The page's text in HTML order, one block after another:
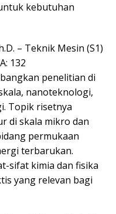
kebutuhan
– Teknik Mesin (S1)
132
penelitian di
nanoteknologi,
Topik risetnya
di skala mikro dan
permukaan
terbarukan.
sifat kimia dan fisika
yang relevan bagi